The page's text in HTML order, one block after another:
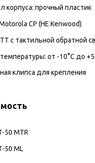
корпуса: прочный пластик
CP (НЕ Kenwood)
с тактильной обратной
от -10°C до
клипса для крепления
50 MTR
50 ML